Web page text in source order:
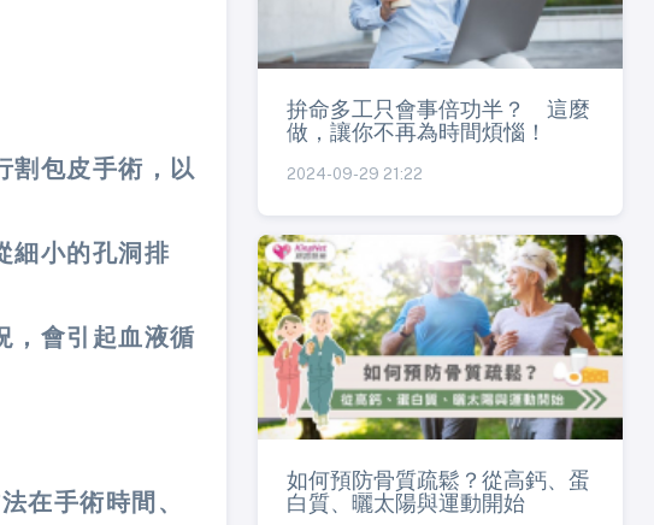
割包皮手術，以
細小的孔洞排
，會引起血液循
在手術時間、
拚命多工只會事倍功半？ 這麼
做，讓你不再為時間煩惱！
2024-09-29 21:22
如何預防骨質疏鬆？從高鈣、蛋
白質、曬太陽與運動開始